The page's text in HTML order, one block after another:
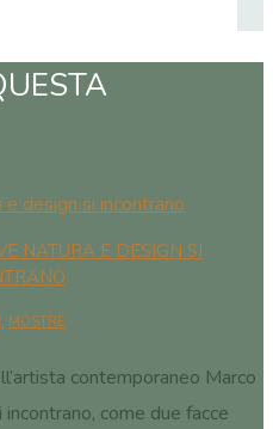
NATURA E DESIGN SI
, MOSTRE
contemporaneo Marco
come due facce